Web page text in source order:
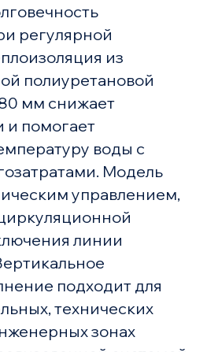
регулярной
из
полиуретановой
мм снижает
и помогает
воды с
Модель
управлением,
линии
подходит для
технических
зонах